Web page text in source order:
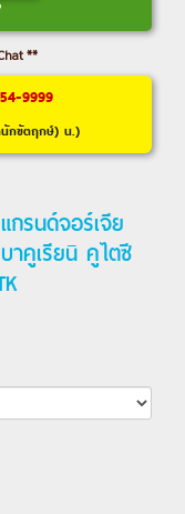
**
9999
กขัตฤกษ์) น.)
กรนด์จอร์เจีย
าคูเรียนิ คูไตซี